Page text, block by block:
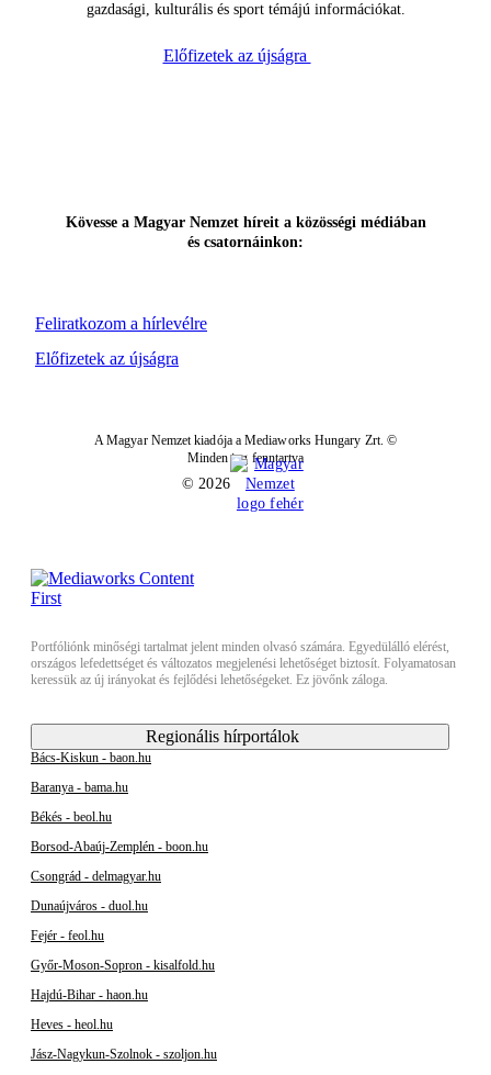
gazdasági, kulturális és sport témájú információkat.
Előfizetek az újságra
Feliratkozom a hírlevélre
Kövesse a Magyar Nemzet híreit a közösségi médiában
és csatornáinkon:
Előfizetek az újságra
A Magyar Nemzet kiadója a Mediaworks Hungary Zrt. ©
Minden jog fenntartva
© 2026
Portfóliónk minőségi tartalmat jelent minden olvasó számára. Egyedülálló elérést,
országos lefedettséget és változatos megjelenési lehetőséget biztosít. Folyamatosan
keressük az új irányokat és fejlődési lehetőségeket. Ez jövőnk záloga.
Regionális hírportálok
Bács-Kiskun - baon.hu
Baranya - bama.hu
Békés - beol.hu
Borsod-Abaúj-Zemplén - boon.hu
Csongrád - delmagyar.hu
Dunaújváros - duol.hu
Fejér - feol.hu
Győr-Moson-Sopron - kisalfold.hu
Hajdú-Bihar - haon.hu
Heves - heol.hu
Jász-Nagykun-Szolnok - szoljon.hu